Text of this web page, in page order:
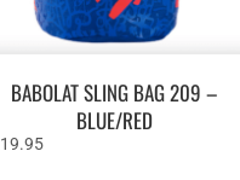
BABOLAT SLING BAG 209 –
BLUE/RED
19.95